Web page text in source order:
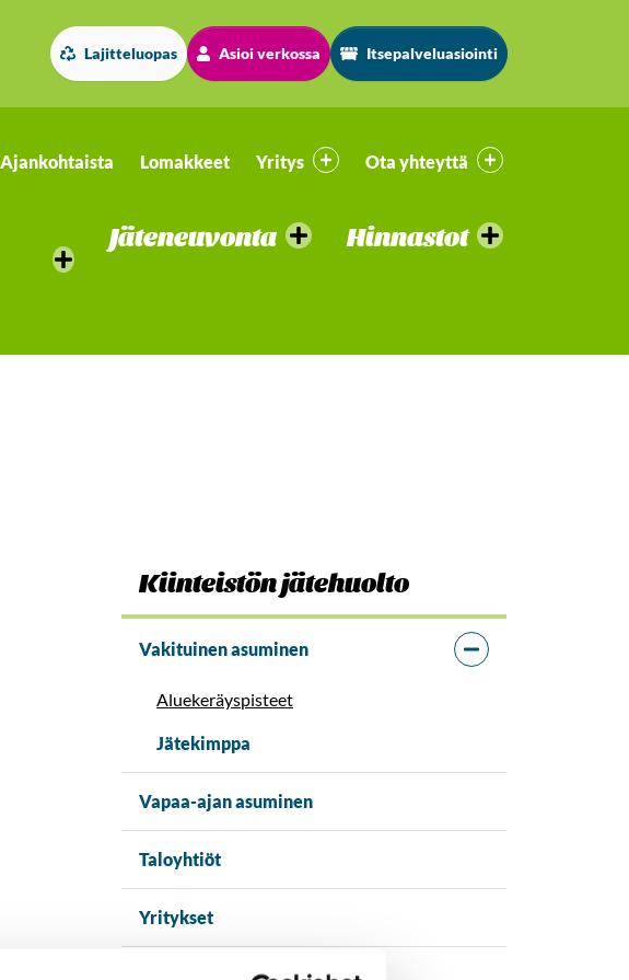
Lajitteluopas Asioi verkossa Itsepalveluasiointi
Ajankohtaista Lomakkeet Yritys Ota yhteyttä
Jäteneuvonta Hinnastot
Kiinteistön jätehuolto
Vakituinen asuminen
Aluekeräyspisteet
Jätekimppa
Vapaa-ajan asuminen
Taloyhtiöt
Yritykset